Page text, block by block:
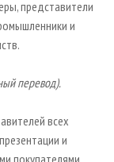
представители
и
перевод).
всех
и
покупателями